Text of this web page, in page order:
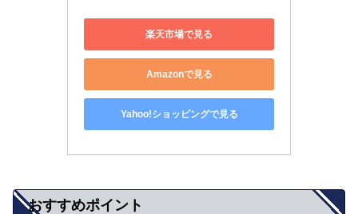
楽天市場で見る
Amazonで見る
Yahoo!ショッピングで見る
おすすめポイント